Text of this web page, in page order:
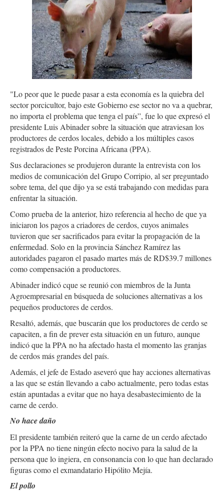
"Lo peor que le puede pasar a esta economía es la quiebra del
sector porcicultor, bajo este Gobierno ese sector no va a quebrar,
no importa el problema que tenga el país”, fue lo que expresó el
presidente Luis Abinader sobre la situación que atraviesan los
productores de cerdos locales, debido a los múltiples casos
registrados de Peste Porcina Africana (PPA).
Sus declaraciones se produjeron durante la entrevista con los
medios de comunicación del Grupo Corripio, al ser preguntado
sobre tema, del que dijo ya se está trabajando con medidas para
enfrentar la situación.
Como prueba de la anterior, hizo referencia al hecho de que ya
iniciaron los pagos a criadores de cerdos, cuyos animales
tuvieron que ser sacrificados para evitar la propagación de la
enfermedad. Solo en la provincia Sánchez Ramírez las
autoridades pagaron el pasado martes más de RD$39.7 millones
como compensación a productores.
Abinader indicó cque se reunió con miembros de la Junta
Agroempresarial en búsqueda de soluciones alternativas a los
pequeños productores de cerdos.
Resaltó, además, que buscarán que los productores de cerdo se
capaciten, a fin de prever esta situación en un futuro, aunque
indicó que la PPA no ha afectado hasta el momento las granjas
de cerdos más grandes del país.
Además, el jefe de Estado aseveró que hay acciones alternativas
a las que se están llevando a cabo actualmente, pero todas estas
están apuntadas a evitar que no haya desabastecimiento de la
carne de cerdo.
No hace daño
El presidente también reiteró que la carne de un cerdo afectado
por la PPA no tiene ningún efecto nocivo para la salud de la
persona que lo ingiera, en consonancia con lo que han declarado
figuras como el exmandatario Hipólito Mejía.
El pollo